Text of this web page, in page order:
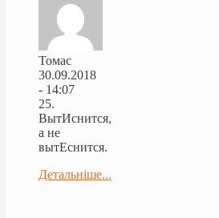
Томас
30.09.2018
- 14:07
25.
ВытИснится,
а не
вытЕснится.
Детальніше...